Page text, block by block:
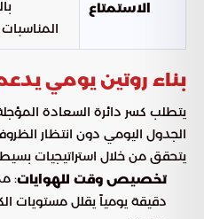
الاستمتاع
المناسبات
بناء روتين يومي
يتطلب كسر دائرة السعادة
الجدول اليومي دون انتظار
يتحقق من خلال استراتيجيات
تخصيص وقت للهوايات
دقيقة يومياً يقلل مستويات